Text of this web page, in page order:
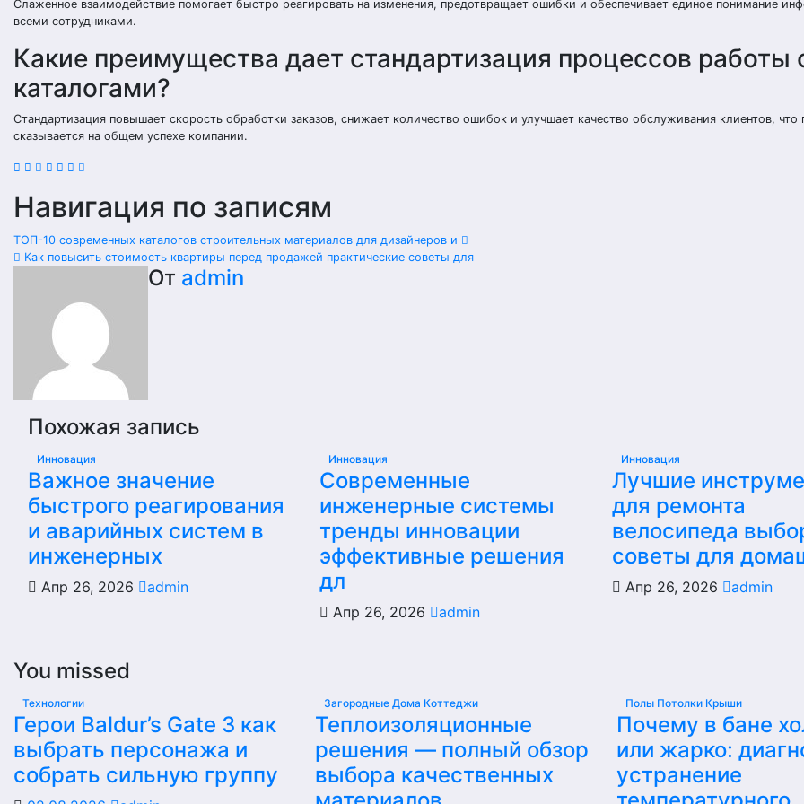
Слаженное взаимодействие помогает быстро реагировать на изменения, предотвращает ошибки и обеспечивает единое понимание
всеми сотрудниками.
Какие преимущества дает стандартизация процессов работы
каталогами?
Стандартизация повышает скорость обработки заказов, снижает количество ошибок и улучшает качество обслуживания клиентов, что
сказывается на общем успехе компании.
Навигация по записям
ТОП-10 современных каталогов строительных материалов для дизайнеров и
Как повысить стоимость квартиры перед продажей практические советы для
От admin
Похожая запись
Инновация
Важное значение
быстрого реагирования
и аварийных систем в
инженерных
Апр 26, 2026 admin
Инновация
Современные
инженерные системы
тренды инновации
эффективные решения
дл
Апр 26, 2026 admin
Инновация
Лучшие
для ремонта
велосипеда
советы для
Апр 26, 2026 admin
You missed
Технологии
Герои Baldur’s Gate 3 как
выбрать персонажа и
собрать сильную группу
Загородные Дома Коттеджи
Теплоизоляционные
решения — полный обзор
выбора качественных
Полы Потолки Крыши
Почему в бане
или жарко:
устранение